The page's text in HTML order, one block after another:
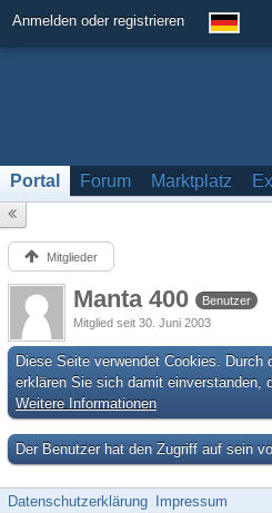
Anmelden oder registrieren
Portal Forum Marktplatz
Mitglieder
Manta 400
Benutzer
Mitglied seit 30. Juni 2003
Diese Seite verwendet Cookies. Durch
erklären Sie sich damit einverstanden,
Weitere Informationen
Der Benutzer hat den Zugriff auf sein
Datenschutzerklärung Impressum